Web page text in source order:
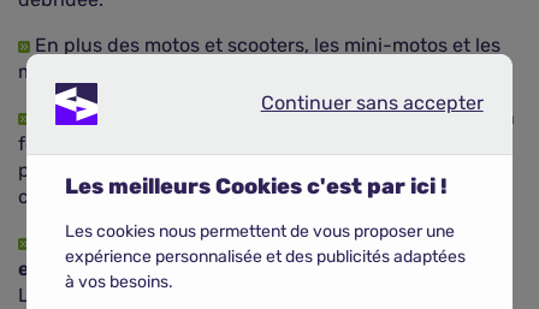
En plus des motos et scooters, les mini-motos et les
mini-quads nécessitent aussi une assurance.
Pensez à vérifier votre permis : celui-ci peut varier en
fonction du type de la cylindrée de la moto, et un
permis qui n'est pas en règle signifiera que le
conducteur n'est pas assuré.
Une moto doit être assurée toute l'année,même si
elle n'est pas utiliséependant une période donnée.
L'assurance responsabilité civile doit être le minimum
Continuer sans accepter
Les meilleurs Cookies c'est par ici !
Les cookies nous permettent de vous proposer une
expérience personnalisée et des publicités adaptées
à vos besoins.
Continuer sans accepter